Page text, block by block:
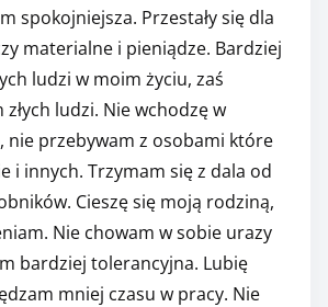
spokojniejsza. Przestały się dla
materialne i pieniądze. Bardziej
ludzi w moim życiu, zaś
ludzi. Nie wchodzę w
nie przebywam z osobami które
i innych. Trzymam się z dala od
Cieszę się moją rodziną,
Nie chowam w sobie urazy
bardziej tolerancyjna. Lubię
mniej czasu w pracy. Nie